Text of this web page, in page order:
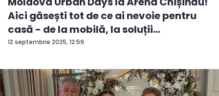
12 septembrie 2025, 12:59
Aici găsești tot de ce ai nevoie pentru
casă - de la mobilă, la soluții
ingenioas...